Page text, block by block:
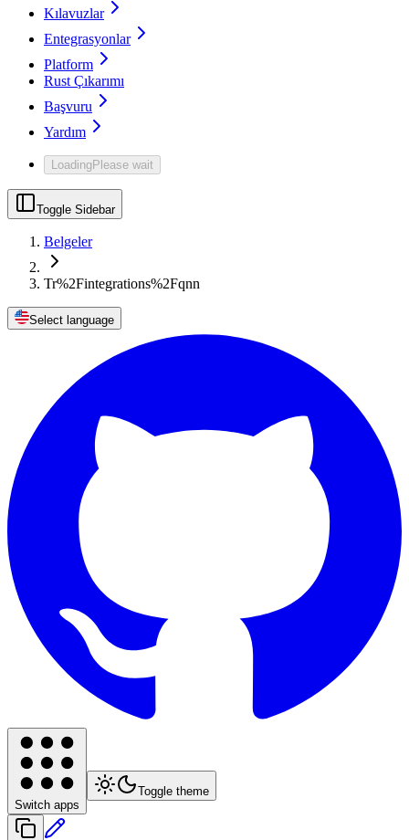
Kılavuzlar
Entegrasyonlar
Platform
Rust Çıkarımı
Başvuru
Yardım
LoadingPlease wait
Toggle Sidebar
Belgeler
Tr%2Fintegrations%2Fqnn
Select language
Switch apps
Toggle theme